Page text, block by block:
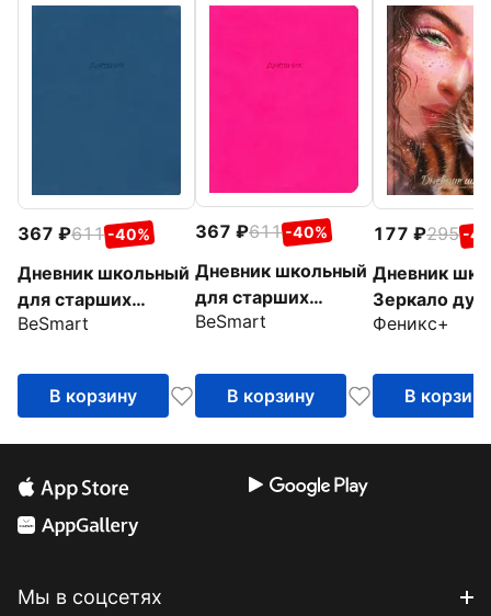
367 611 -40%
Дневник школьный
для старших
классов Block,
BeSmart
В корзину
367 611 -40%
Дневник школьный
для старших
классов Block, 48
BeSmart
В корзину
177 295 -
Дневник
Зеркало
Феникс+
В корзину
Мы в соцсетях